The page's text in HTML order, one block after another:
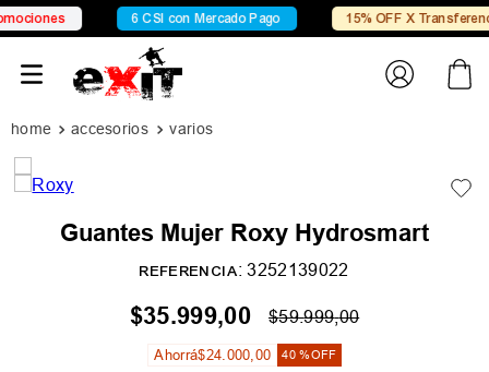
6 CSI con Mercado Pago 15% OFF X Transferencia
accesorios varios
Guantes Mujer Roxy Hydrosmart
REFERENCIA:3252139022
$35.999,00 $59.999,00
Ahorrá$24.000,00 40 %OFF